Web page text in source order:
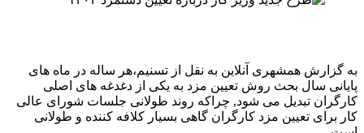
به گزارش همشهری آنلاین به نقل از تسنیم،هر ساله در ماه های
پایانی سال بحث روش تعیین مزد به یکی از دغدغه های اصلی
کارگران تبدیل می شود, چراکه روند طولانی جلسات شورای عالی
کار برای تعیین مزد کارگران گاهی بسیار کلافه کننده و طولانی